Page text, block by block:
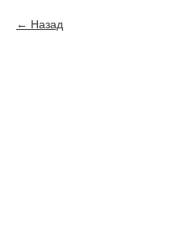
Назад